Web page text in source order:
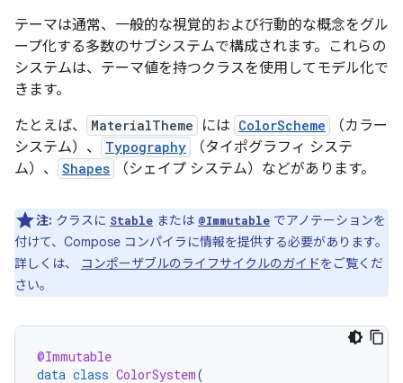
テーマは通常、一般的な視覚的および行動的な概念をグル
ープ化する多数のサブシステムで構成されます。これらの
システムは、テーマ値を持つクラスを使用してモデル化で
きます。
たとえば、
MaterialTheme には ColorScheme
（カラー
システム）、
Typography
（タイポグラフィ システ
ム）、
Shapes （シェイプ システム）などがあります。
注: クラスに Stable または @Immutable でアノテーションを
付けて、Compose コンパイラに情報を提供する必要があります。
詳しくは、 コンポーザブルのライフサイクルのガイドをご覧くだ
さい。
@Immutable
data class ColorSystem(